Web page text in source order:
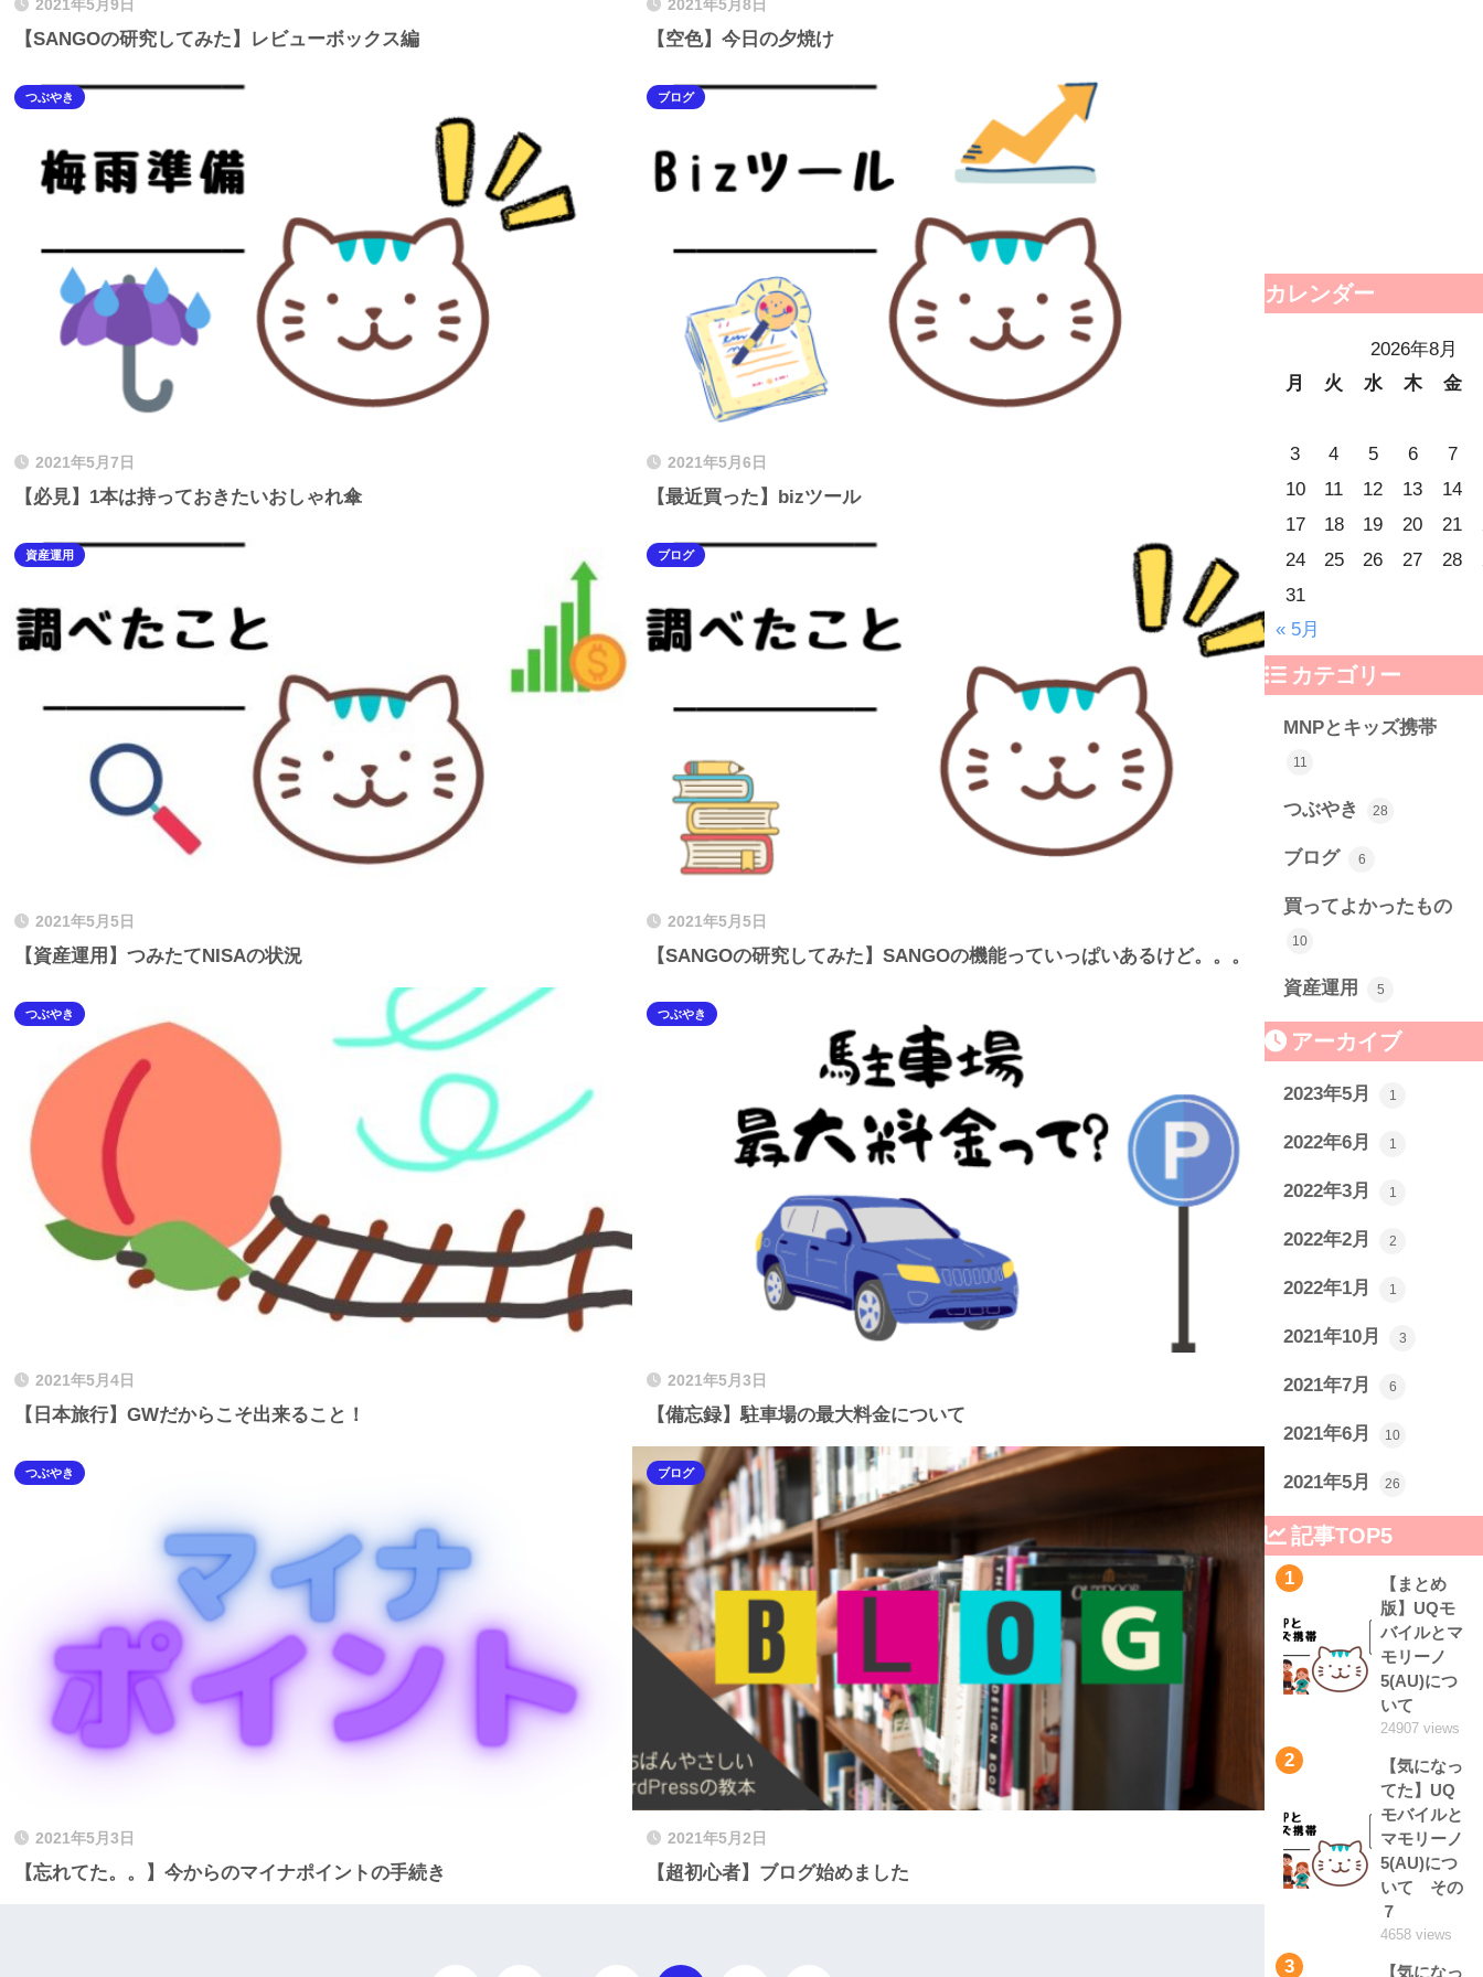
2021年5月9日
【SANGOの研究してみた】レビューボックス編
2021年5月8日
【空色】今日の夕焼け
2021年5月7日
【必見】1本は持っておきたいおしゃれ傘
つぶやき
2021年5月6日
【最近買った】bizツール
ブログ
2021年5月5日
【資産運用】つみたてNISAの状況
資産運用
2021年5月5日
【SANGOの研究してみた】SANGOの機能っていっぱいあるけど。。。
ブログ
2021年5月4日
【日本旅行】GWだからこそ出来ること！
つぶやき
2021年5月3日
【備忘録】駐車場の最大料金について
つぶやき
2021年5月3日
【忘れてた。。】今からのマイナポイントの手続き
つぶやき
2021年5月2日
【超初心者】ブログ始めました
ブログ
カレンダー
2026年8月
月
火 水 木 金
3 4 5 6
7
10
11 12 13 14
17
18 19 20 21
24
25 26 27 28
31
« 5月
カテゴリー
MNPとキッズ携帯
11
つぶやき 28
ブログ 6
買ってよかったもの
10
資産運用 5
アーカイブ
2023年5月 1
2022年6月 1
2022年3月 1
2022年2月 2
2022年1月 1
2021年10月 3
2021年7月 6
2021年6月 10
2021年5月 26
記事TOP5
1
【まとめ
版】UQモ
バイルとマ
モリーノ
5(AU)につ
いて
24907 views
2
【気になっ
てた】UQ
モバイルと
マモリーノ
5(AU)につ
いて その
７
4658 views
3
【気になっ